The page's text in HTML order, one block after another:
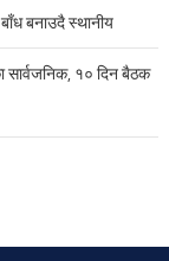
बनाउदै स्थानीय
सार्वजनिक, १० दिन बैठक